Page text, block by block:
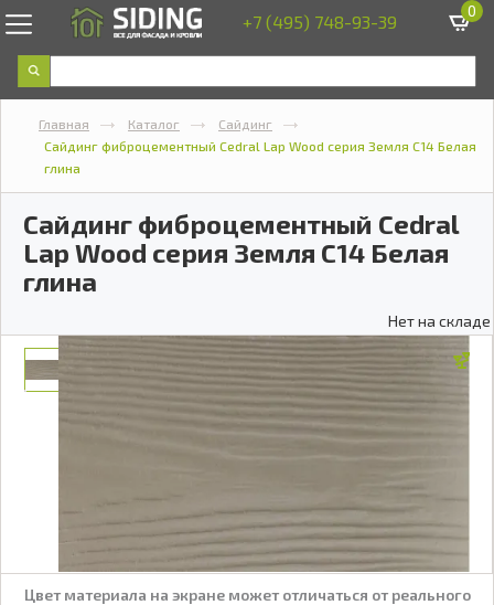
+7 (495) 748-93-39 0
Главная Каталог
Сайдинг
Сайдинг фиброцементный Cedral Lap Wood серия Земля C14 Белая
глина
Сайдинг фиброцементный Cedral
Lap Wood серия Земля C14 Белая
глина
Нет на складе
Цвет материала на экране может отличаться от реального